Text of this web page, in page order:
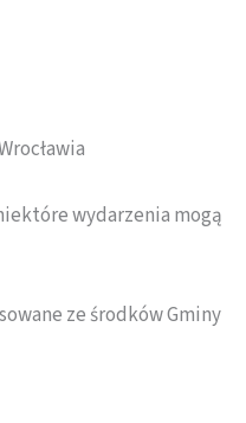
wydarzenia mogą
ze środków Gminy